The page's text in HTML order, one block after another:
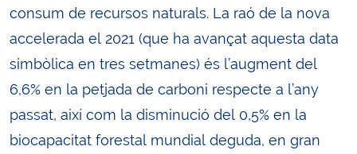
consum de recursos naturals. La raó de la nova
accelerada el 2021 (que ha avançat aquesta data
simbòlica en tres setmanes) és l’augment del
6,6% en la petjada de carboni respecte a l’any
passat, així com la disminució del 0,5% en la
biocapacitat forestal mundial deguda, en gran